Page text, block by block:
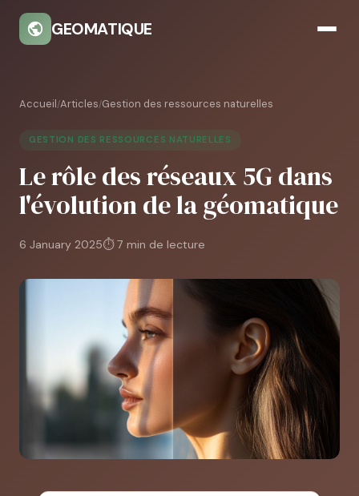
GEOMATIQUE
Accueil/Articles/Gestion des ressources naturelles
GESTION DES RESSOURCES NATURELLES
Le rôle des réseaux 5G dans
l'évolution de la géomatique
6 January 2025⏱ 7 min de lecture